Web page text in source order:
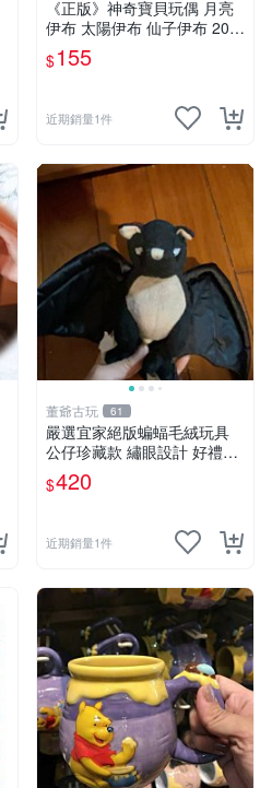
《正版》神奇寶貝玩偶 月亮
伊布 太陽伊布 仙子伊布 20公
分 寶可夢娃娃 POKÉMON
$155
近期銷量1件
董爺古玩 61
嚴選宜家絕版蝙蝠毛絨玩具
公仔珍藏款 繡眼設計 好禮推
薦 蝙蝠玩偶 宜家稀有 毛絨收
藏 宜家玩具 毛絨公仔 絕版玩
$420
近期銷量1件